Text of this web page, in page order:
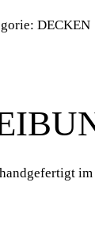
DECKEN
im